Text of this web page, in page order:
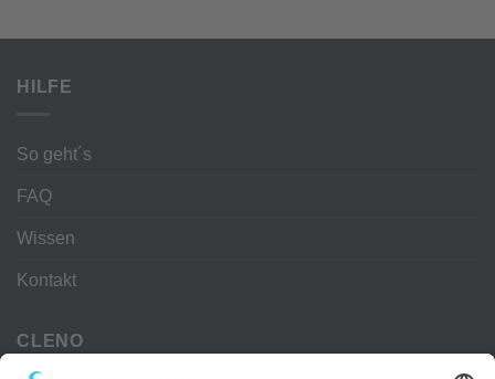
HILFE
So geht´s
FAQ
Wissen
Kontakt
CLENO